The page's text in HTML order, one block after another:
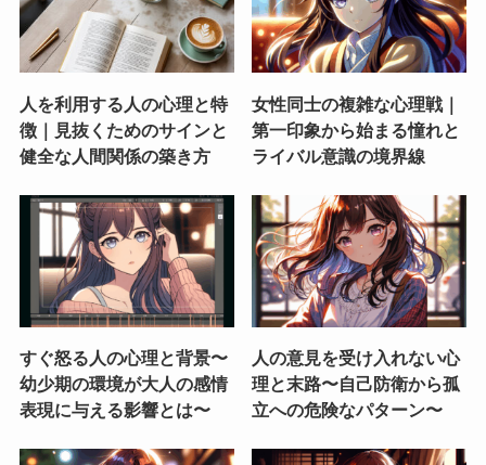
人を利用する人の心理と特
徴｜見抜くためのサインと
健全な人間関係の築き方
女性同士の複雑な心理戦｜
第一印象から始まる憧れと
ライバル意識の境界線
すぐ怒る人の心理と背景〜
幼少期の環境が大人の感情
表現に与える影響とは〜
人の意見を受け入れない心
理と末路〜自己防衛から孤
立への危険なパターン〜